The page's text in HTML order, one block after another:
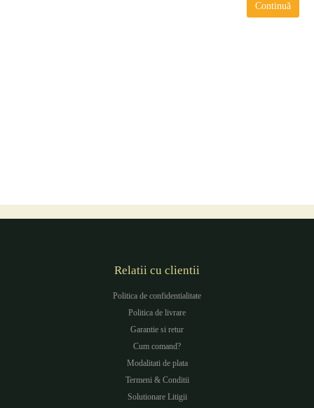
Continuă
Relatii cu clientii
Politica de confidentialitate
Politica de livrare
Garantie si retur
Cum comand?
Modalitati de plata
Termeni & Conditii
Solutionare Litigii